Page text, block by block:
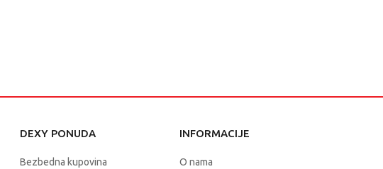
DEXY PONUDA
Bezbedna kupovina
INFORMACIJE
O nama